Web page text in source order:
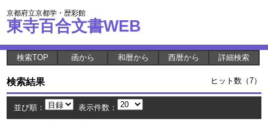
京都府立京都学・歴彩館
東寺百合文書WEB
検索TOP 函から 和暦から 西暦から 詳細検索
検索結果 ヒット数（7）
並び順： 表示件数：